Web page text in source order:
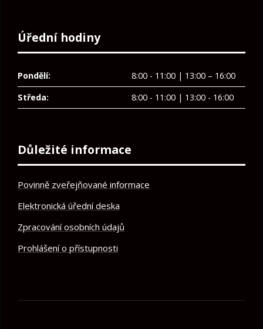
Úřední hodiny
Pondělí:
8:00 - 11:00 | 13:00 – 16:00
Středa:
8:00 - 11:00 | 13:00 - 16:00
Důležité informace
Povinně zveřejňované informace
Elektronická úřední deska
Zpracování osobních údajů
Prohlášení o přístupnosti